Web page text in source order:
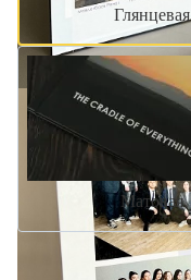
Глянцевая
Матовая